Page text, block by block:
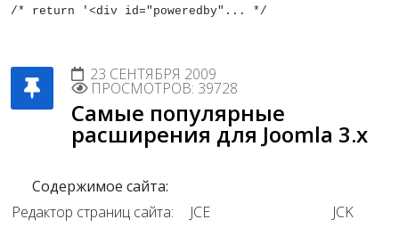
/* return '<div id="poweredby"... */
23 СЕНТЯБРЯ 2009
ПРОСМОТРОВ: 39728
Самые популярные
расширения для Joomla 3.x
Содержимое сайта:
Редактор страниц сайта:
JCE
JCK